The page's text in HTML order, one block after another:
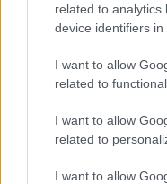
related to analytics
device identifiers in
I want to allow
related to
I want to allow
related to
I want to allow
Miért
egészségügyi